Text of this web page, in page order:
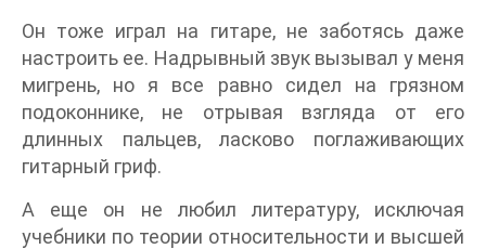
Он тоже играл на гитаре, не заботясь даже
настроить ее. Надрывный звук вызывал у меня
мигрень, но я все равно сидел на грязном
подоконнике, не отрывая взгляда от его
длинных пальцев, ласково поглаживающих
гитарный гриф.
А еще он не любил литературу, исключая
учебники по теории относительности и высшей